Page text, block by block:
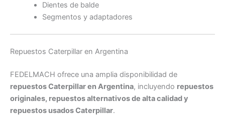
Dientes de balde
Segmentos y adaptadores
Repuestos Caterpillar en Argentina
FEDELMACH ofrece una amplia disponibilidad de
repuestos Caterpillar en Argentina, incluyendo repuestos
originales, repuestos alternativos de alta calidad y
repuestos usados Caterpillar.